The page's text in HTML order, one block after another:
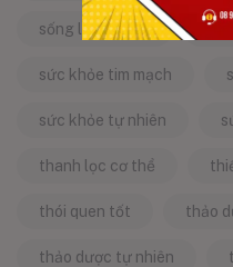
sống lành mạnh
sức khỏe tim mạch
sức khỏe tự nhiên
thanh lọc cơ thể
thói quen tốt thảo
thảo dược tự nhiên